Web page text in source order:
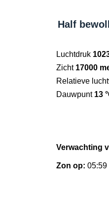
Half
Luchtdruk
Zicht 17000
Relatieve
Dauwpunt 13
Verwachting
Zon op: 05:59